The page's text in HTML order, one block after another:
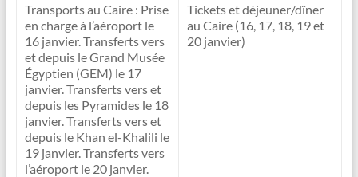
Transports au Caire : Prise
en charge à l’aéroport le
16 janvier. Transferts vers
et depuis le Grand Musée
Égyptien (GEM) le 17
janvier. Transferts vers et
depuis les Pyramides le 18
janvier. Transferts vers et
depuis le Khan el-Khalili le
19 janvier. Transferts vers
l’aéroport le 20 janvier.
Tickets et déjeuner/dîner
au Caire (16, 17, 18, 19 et
20 janvier)